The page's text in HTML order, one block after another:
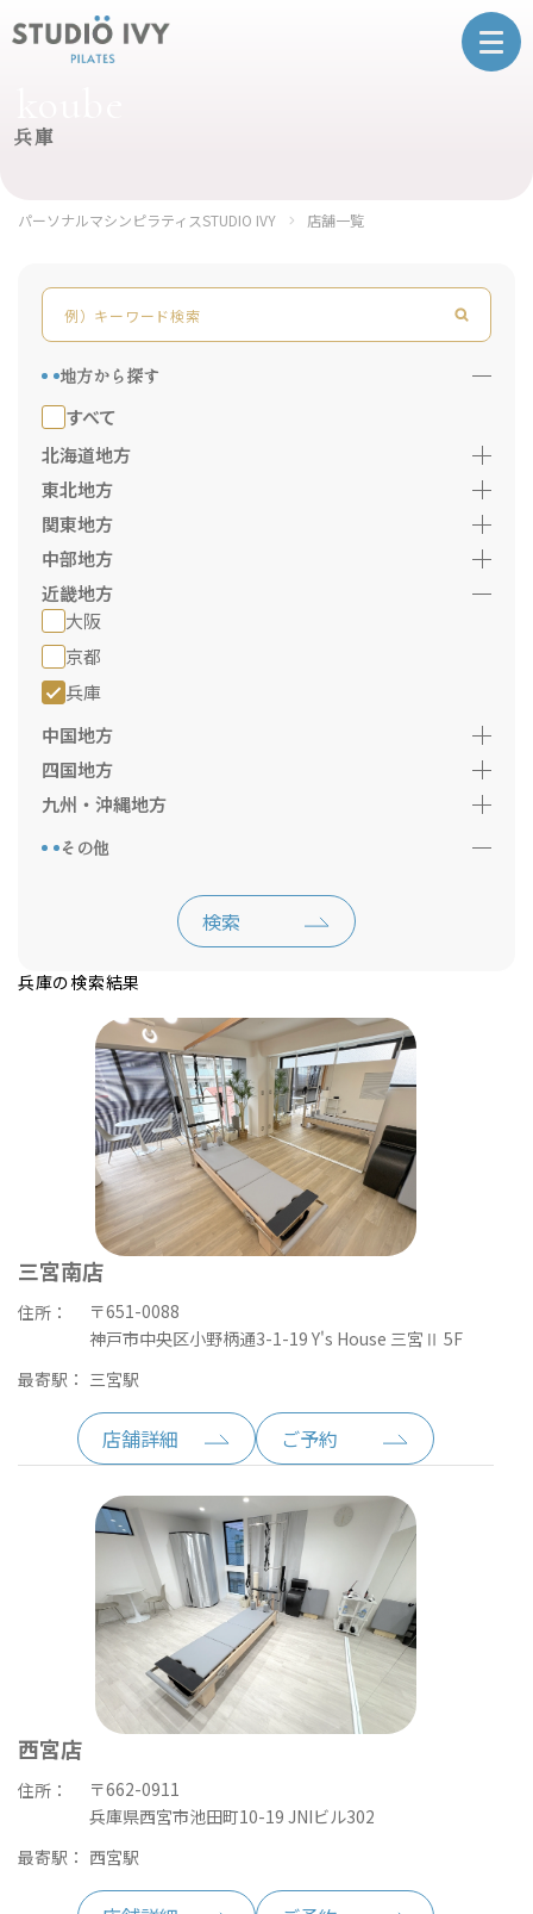
兵庫
パーソナルマシンピラティスSTUDIO IVY 店舗一覧
地方から探す
すべて
北海道地方
東北地方
関東地方
中部地方
近畿地方
大阪
京都
兵庫
中国地方
四国地方
九州・沖縄地方
その他
検索
兵庫の検索結果
三宮南店
住所：
〒651-0088
神戸市中央区小野柄通3-1-19 Y's House 三宮Ⅱ 5F
最寄駅： 三宮駅
店舗詳細 ご予約
西宮店
住所：
〒662-0911
兵庫県西宮市池田町10-19 JNIビル302
最寄駅： 西宮駅